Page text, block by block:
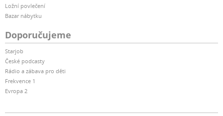
Ložní povlečení
Bazar nábytku
Doporučujeme
Starjob
České podcasty
Rádio a zábava pro děti
Frekvence 1
Evropa 2